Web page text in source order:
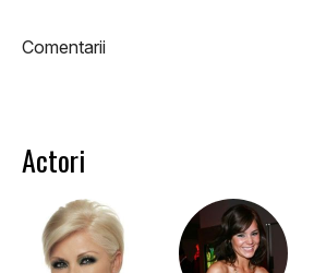
Comentarii
Actori